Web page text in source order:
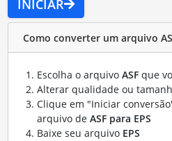
INICIAR
Como converter um arquivo
Escolha o arquivo ASFque
Alterar qualidade ou
Clique em "Iniciar
arquivo de ASF para EPS
Baixe seu arquivo EPS